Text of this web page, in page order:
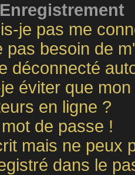
je pas me
pas besoin de
déconnecté
éviter que
en ligne ?
de passe !
mais ne peux
dans le